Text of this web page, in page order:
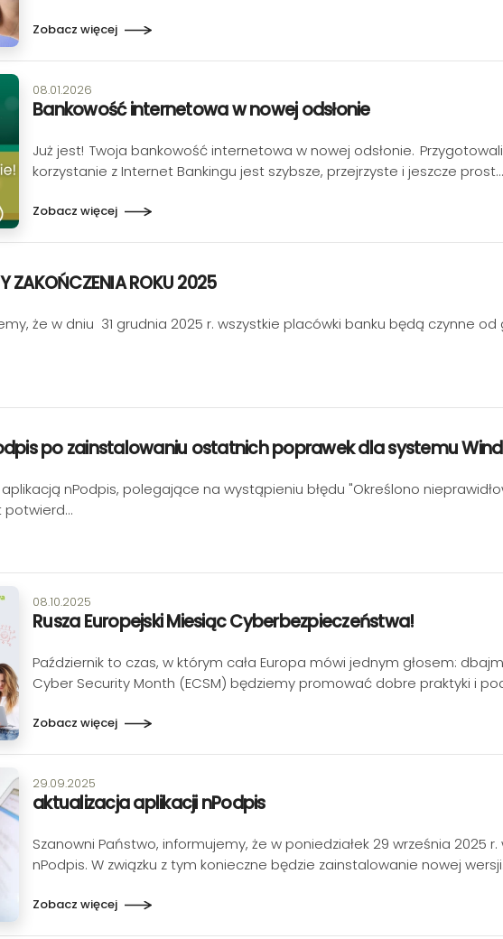
Zobacz więcej
Data publikacji:
08.01.2026
Bankowość internetowa w nowej odsłonie
Już jest! Twoja bankowość internetowa w nowej odsłonie.
korzystanie z Internet Bankingu jest szybsze, przejrzyste i jeszcze prost…
Zobacz więcej
ZAKOŃCZENIA ROKU 2025
że w dniu 31 grudnia 2025 r. wszystkie placówki banku będą czynne
po zainstalowaniu ostatnich poprawek dla systemu
aplikacją nPodpis, polegające na wystąpieniu błędu "Określono
potwierd…
Data publikacji:
08.10.2025
Rusza Europejski Miesiąc Cyberbezpieczeństwa!
Październik to czas, w którym cała Europa mówi jednym głosem:
Cyber Security Month (ECSM) będziemy promować dobre praktyki i
Zobacz więcej
Data publikacji:
29.09.2025
aktualizacja aplikacji nPodpis
Szanowni Państwo, informujemy, że w poniedziałek 29 września
nPodpis. W związku z tym konieczne będzie zainstalowanie nowej
Zobacz więcej